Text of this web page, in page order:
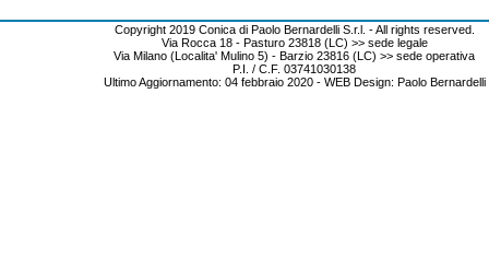
Copyright 2019 Conica di Paolo Bernardelli S.r.l. - All rights reserved.
Via Rocca 18 - Pasturo 23818 (LC) >> sede legale
Via Milano (Localita' Mulino 5) - Barzio 23816 (LC) >> sede operativa
P.I. / C.F. 03741030138
Ultimo Aggiornamento: 04 febbraio 2020 - WEB Design: Paolo Bernardelli